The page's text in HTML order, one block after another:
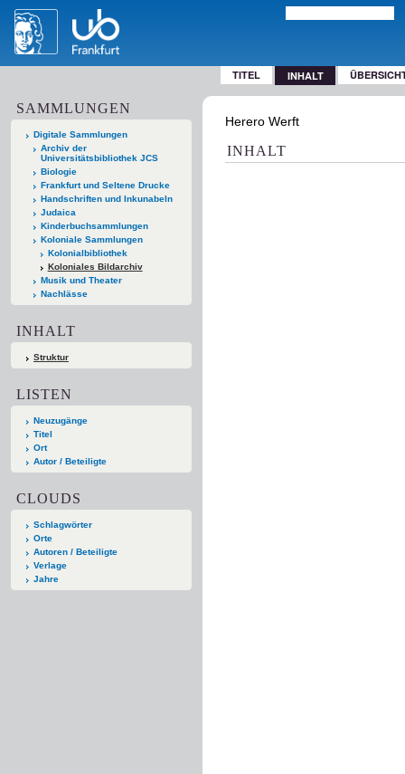
TITEL INHALT
SAMMLUNGEN
Digitale Sammlungen
Archiv der
Universitätsbibliothek JCS
Biologie
Frankfurt und Seltene Drucke
Handschriften und Inkunabeln
Judaica
Kinderbuchsammlungen
Koloniale Sammlungen
Kolonialbibliothek
Koloniales Bildarchiv
Musik und Theater
Nachlässe
INHALT
Struktur
LISTEN
Neuzugänge
Titel
Ort
Autor / Beteiligte
CLOUDS
Schlagwörter
Orte
Autoren / Beteiligte
Verlage
Jahre
Herero Werft
INHALT